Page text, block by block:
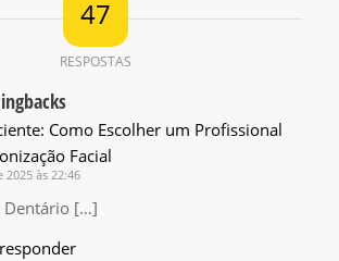
47
RESPOSTAS
Como Escolher um Profissional
Facial
às 22:46
[…]